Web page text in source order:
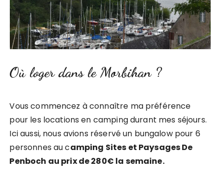
Où loger dans le Morbihan ?
Vous commencez à connaître ma préférence
pour les locations en camping durant mes séjours.
Ici aussi, nous avions réservé un bungalow pour 6
personnes au camping Sites et Paysages De
Penboch au prix de 280€ la semaine.